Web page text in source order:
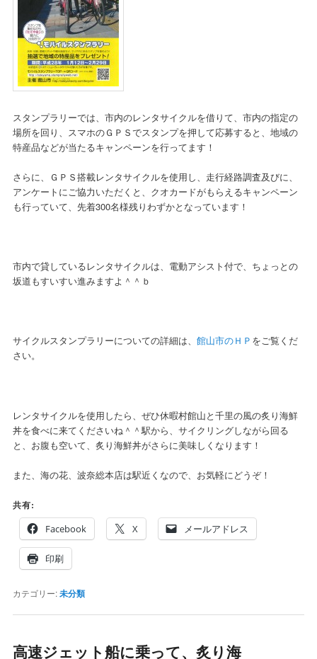
スタンプラリーでは、市内のレンタサイクルを借りて、市内の指定の
場所を回り、スマホのＧＰＳでスタンプを押して応募すると、地域の
特産品などが当たるキャンペーンを行ってます！
さらに、ＧＰＳ搭載レンタサイクルを使用し、走行経路調査及びに、
アンケートにご協力いただくと、クオカードがもらえるキャンペーン
も行っていて、先着300名様残りわずかとなっています！
市内で貸しているレンタサイクルは、電動アシスト付で、ちょっとの
坂道もすいすい進みますよ＾＾ｂ
サイクルスタンプラリーについての詳細は、 館山市のＨＰ をご覧くだ
さい。
レンタサイクルを使用したら、ぜひ休暇村館山と千里の風の炙り海鮮
丼を食べに来てくださいね＾＾駅から、サイクリングしながら回る
と、お腹も空いて、炙り海鮮丼がさらに美味しくなります！
また、海の花、波奈総本店は駅近くなので、お気軽にどうぞ！
共有:
Facebook
X メールアドレス
印刷
カテゴリー:未分類
高速ジェット船に乗って、炙り海